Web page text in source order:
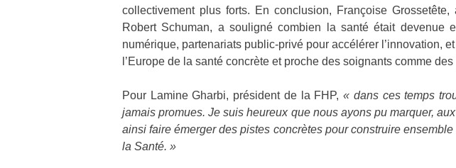
collectivement plus forts. En conclusion, Françoise
Robert Schuman, a souligné combien la santé était devenue
numérique, partenariats public-privé pour accélérer l’innovation,
l’Europe de la santé concrète et proche des soignants comme des
Pour Lamine Gharbi, président de la FHP,« dans ces temps
jamais promues. Je suis heureux que nous ayons pu marquer,
ainsi faire émerger des pistes concrètes pour construire
la Santé. »